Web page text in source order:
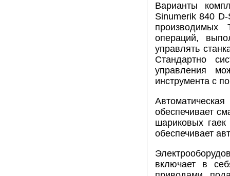
Варианты
Sinumerik 840
производимых
операций,
управлять
Стандартно
управления
инструмента с
обеспечивает
шариковых
обеспечивает
включает в